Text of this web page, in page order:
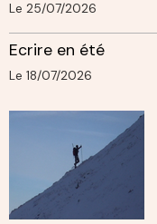
Le 25/07/2026
Ecrire en été
Le 18/07/2026